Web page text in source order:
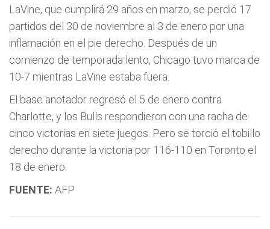
LaVine, que cumplirá 29 años en marzo, se perdió 17
partidos del 30 de noviembre al 3 de enero por una
inflamación en el pie derecho. Después de un
comienzo de temporada lento, Chicago tuvo marca de
10-7 mientras LaVine estaba fuera.
El base anotador regresó el 5 de enero contra
Charlotte, y los Bulls respondieron con una racha de
cinco victorias en siete juegos. Pero se torció el tobillo
derecho durante la victoria por 116-110 en Toronto el
18 de enero.
FUENTE: AFP